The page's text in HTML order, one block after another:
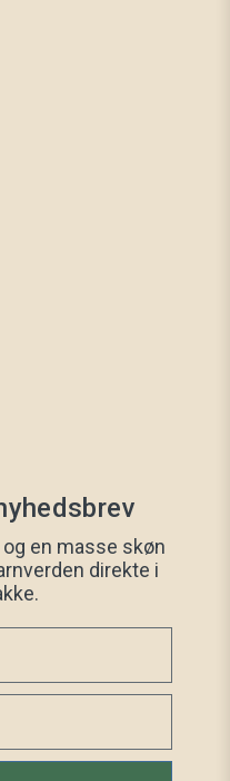
en masse skøn
direkte i